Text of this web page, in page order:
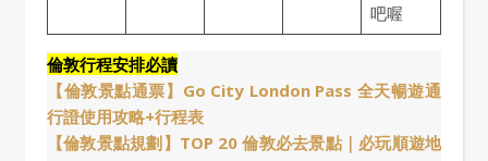
吧喔
倫敦行程安排必讀
【倫敦景點通票】Go City London Pass 全天暢遊通
行證使用攻略+行程表
【倫敦景點規劃】TOP 20 倫敦必去景點｜必玩順遊地